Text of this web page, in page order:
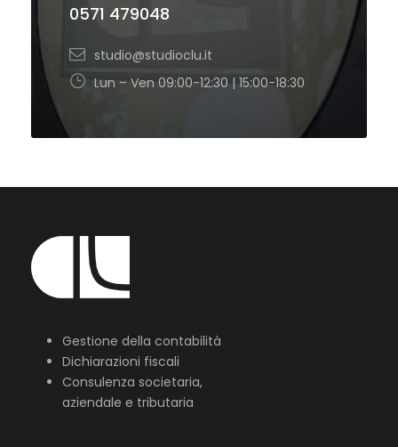
0571 479048
studio@studioclu.it
Lun – Ven 09:00-12:30 | 15:00-18:30
Gestione della contabilità
Dichiarazioni fiscali
Consulenza societaria,
aziendale e tributaria